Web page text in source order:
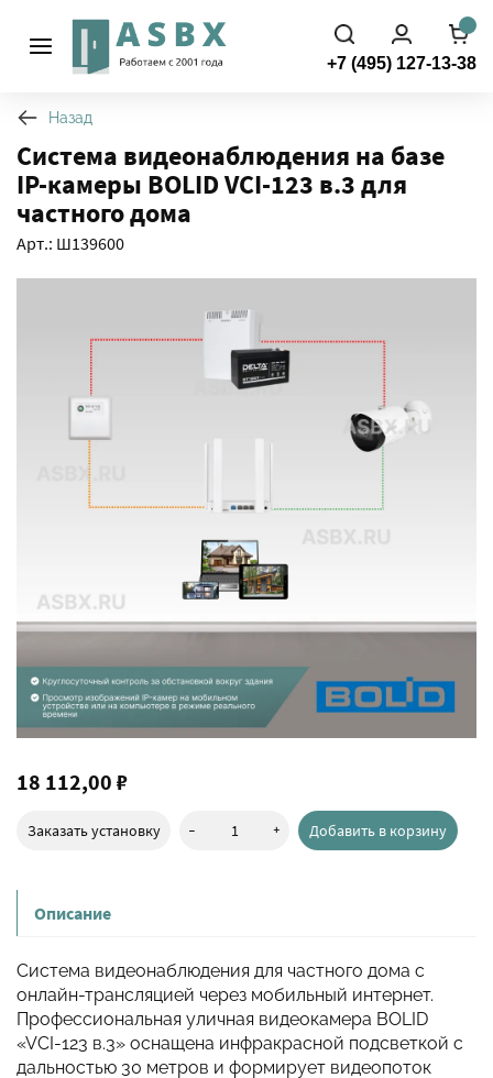
+7 (495) 127-13-38
Назад
Система видеонаблюдения на базе
IP-камеры BOLID VCI-123 в.3 для
частного дома
Арт.: Ш139600
18 112,00 ₽
Заказать установку - + Добавить в корзину
Описание
Система видеонаблюдения для частного дома с
онлайн-трансляцией через мобильный интернет.
Профессиональная уличная видеокамера BOLID
«VCI-123 в.3» оснащена инфракрасной подсветкой с
дальностью 30 метров и формирует видеопоток